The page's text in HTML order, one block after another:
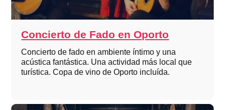
Concierto de Fado en Oporto
Concierto de fado en ambiente íntimo y una
acústica fantástica. Una actividad más local que
turística. Copa de vino de Oporto incluída.